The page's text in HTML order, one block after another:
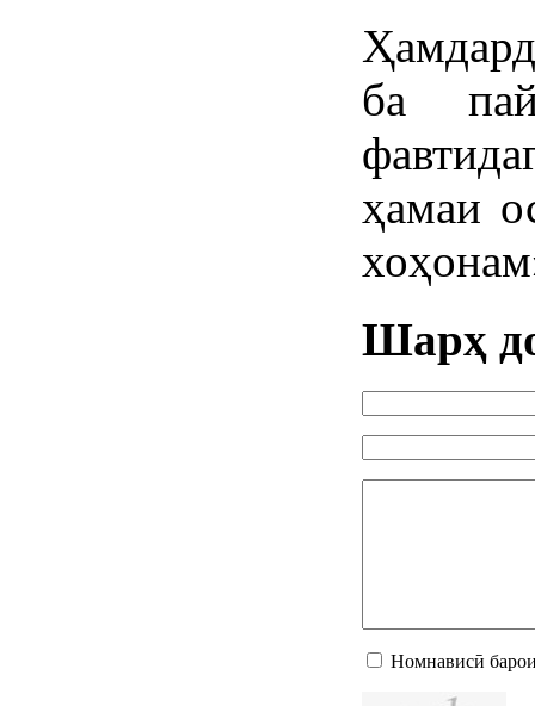
ба
ҳамаи
Шарҳ
Номнависӣ